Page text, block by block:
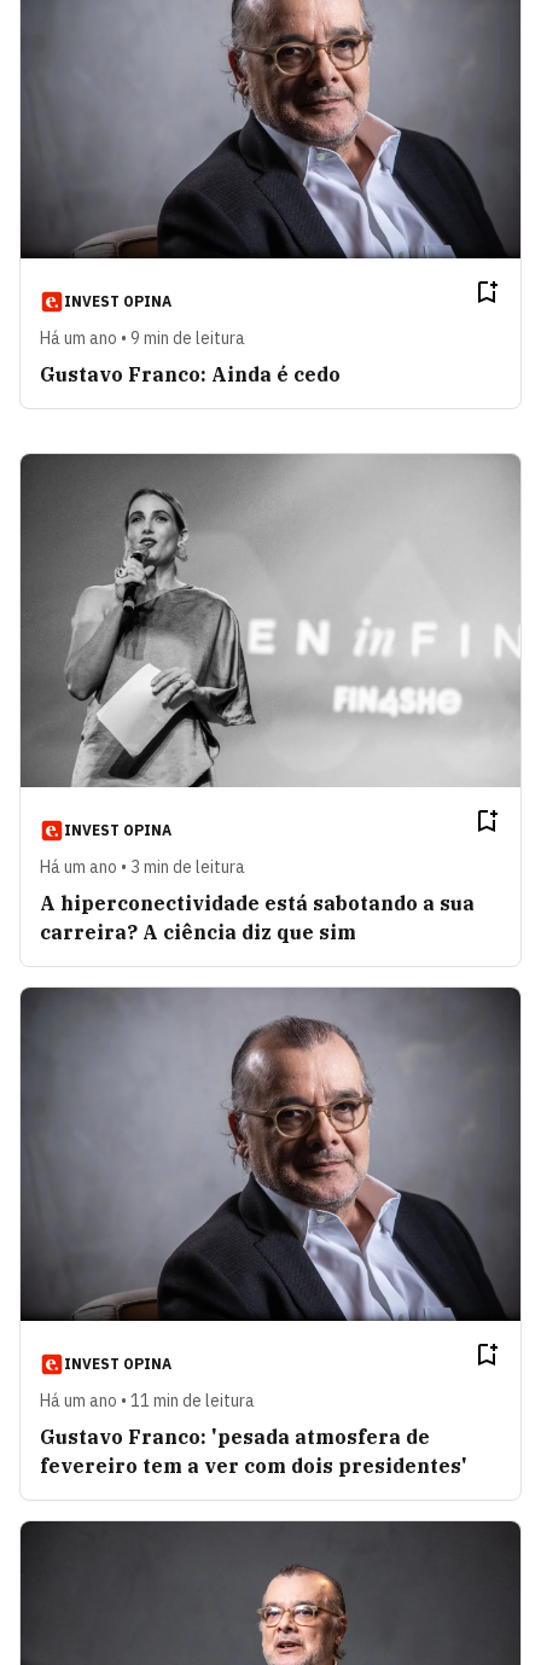
INVEST OPINA
Há um ano • 9 min de leitura
Gustavo Franco: Ainda é cedo
INVEST OPINA
Há um ano • 3 min de leitura
A hiperconectividade está sabotando a sua
carreira? A ciência diz que sim
INVEST OPINA
Há um ano • 11 min de leitura
Gustavo Franco: 'pesada atmosfera de
fevereiro tem a ver com dois presidentes'